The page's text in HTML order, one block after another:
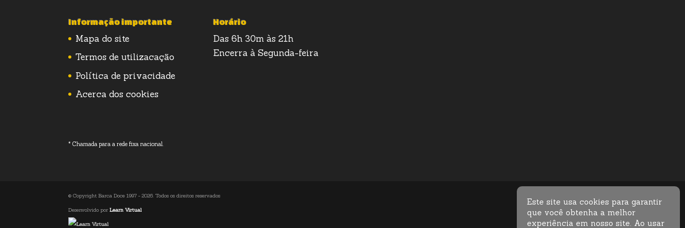
Informação importante
Mapa do site
Termos de utilizacação
Política de privacidade
Acerca dos cookies
* Chamada para a rede fixa nacional.
Horário
Das 6h 30m às 21h
Encerra à Segunda-feira
© Copyright Barca Doce 1997 - 2026. Todos os direitos reservados
Desenvolvido porLearn Virtual
Este site usa cookies para garantir
que você obtenha a melhor
experiência em nosso site. Ao usar